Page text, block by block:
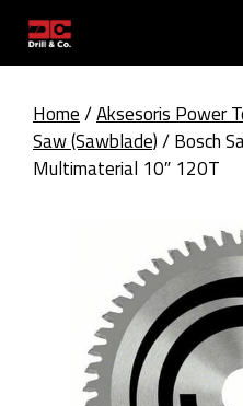
content
Home/Aksesoris Power
Saw (Sawblade)/ Bosch
Multimaterial 10″ 120T